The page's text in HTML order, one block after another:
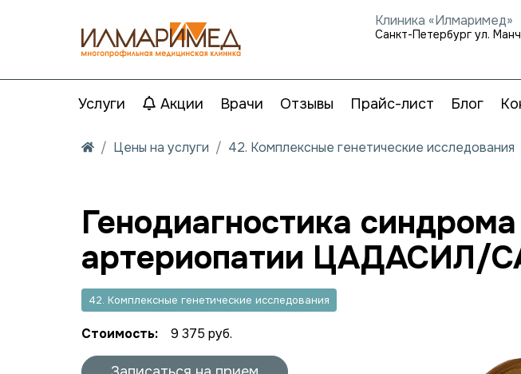
Клиника «Илмаримед»
Санкт-Петербург ул.
Услуги Акции Врачи Отзывы Прайс-лист Блог
Цены на услуги 42. Комплексные генетические исследования
Генодиагностика
артериопатии ЦАДАСИЛ/
42. Комплексные генетические исследования
Стоимость: 9 375 руб.